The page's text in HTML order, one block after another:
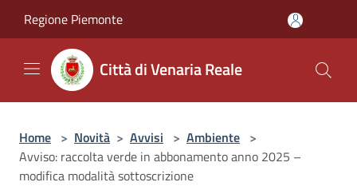
Regione Piemonte
Città di Venaria Reale
Home > Novità > Avvisi > Ambiente >
Avviso: raccolta verde in abbonamento anno 2025 –
modifica modalità sottoscrizione